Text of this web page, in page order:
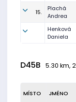
15.
Plachá
Andrea
Henková
Daniela
D45B 5.30 km,
MÍSTO JMÉNO